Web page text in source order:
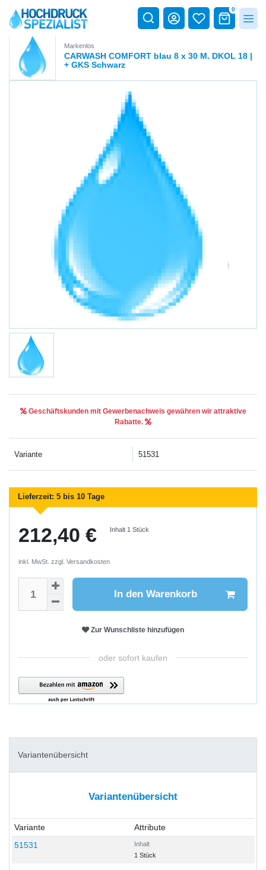
0
Markenlos
CARWASH COMFORT blau 8 x 30 M. DKOL 18 |
+ GKS Schwarz
Geschäftskunden mit Gewerbenachweis gewähren wir attraktive
Rabatte.
Variante 51531
Lieferzeit: 5 bis 10 Tage
212,40 € Inhalt 1Stück
inkl. MwSt. zzgl. Versandkosten
In den Warenkorb
Zur Wunschliste hinzufügen
oder sofort kaufen
Variantenübersicht
Variantenübersicht
Variante
Attribute
51531
Inhalt
1 Stück